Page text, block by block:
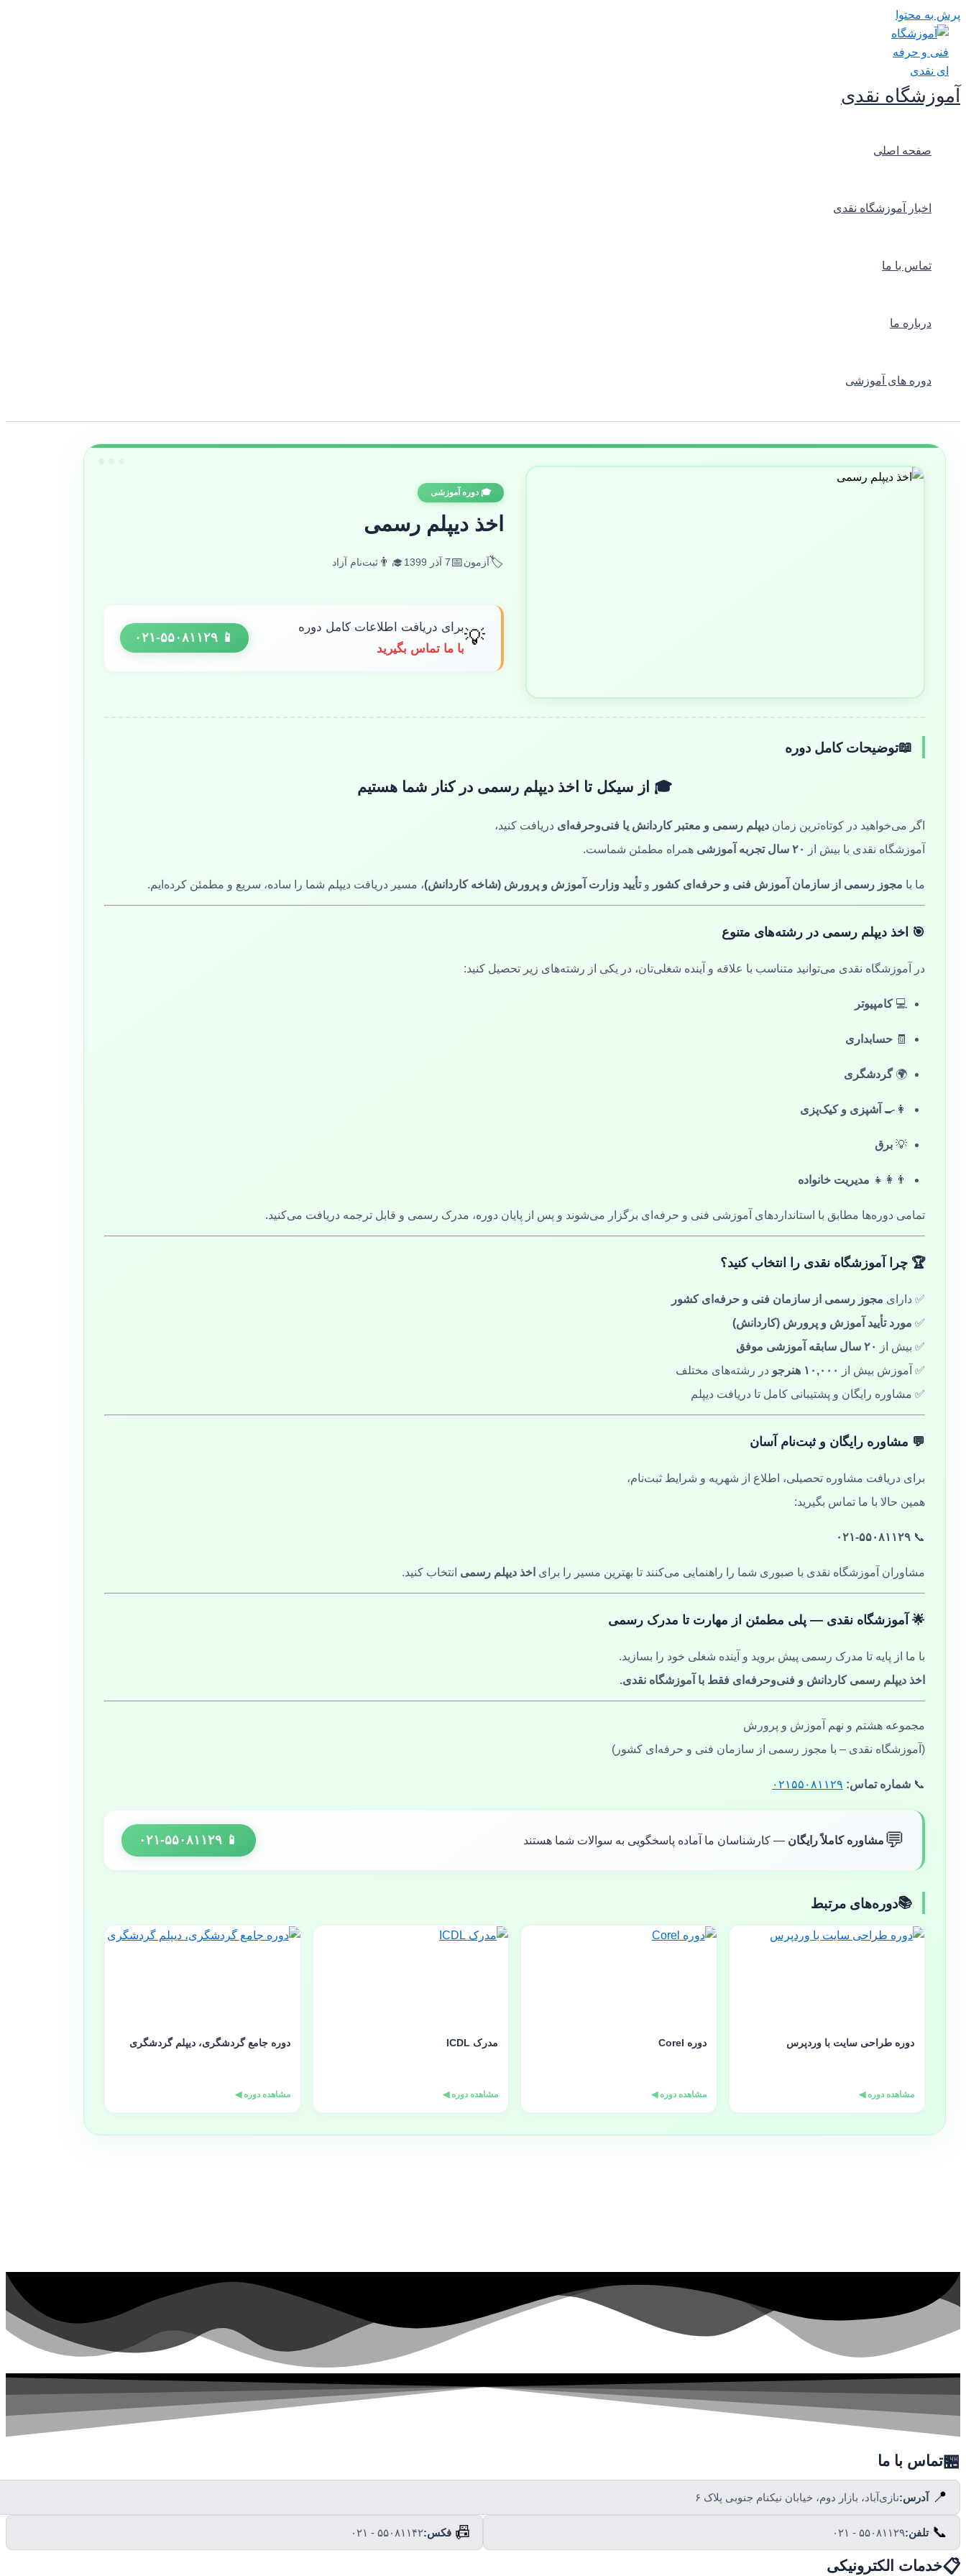
پرش به محتوا
آموزشگاه نقدی
صفحه اصلی
اخبار آموزشگاه نقدی
تماس با ما
درباره ما
دوره های آموزشی
🎓 دوره آموزشی
اخذ دیپلم رسمی
🏷️آزمون📅7 آذر 1399 👨‍🎓 ثبت‌نام آزاد
💡برای دریافت اطلاعات کامل دوره
با ما تماس بگیرید
📱 ۰۲۱-۵۵۰۸۱۱۲۹
📖توضیحات کامل دوره
🎓 از سیکل تا اخذ دیپلم رسمی در کنار شما هستیم
اگر می‌خواهید در کوتاه‌ترین زمان دیپلم رسمی و معتبر کاردانش یا فنی‌وحرفه‌ای دریافت کنید،
آموزشگاه نقدی با بیش از
۲۰ سال تجربه آموزشی همراه مطمئن شماست.
ما با مجوز رسمی از سازمان آموزش فنی و حرفه‌ای کشور وتأیید وزارت آموزش و پرورش (شاخه کاردانش)، مسیر دریافت دیپلم شما را ساده، سریع و مطمئن کرده‌ایم.
🎯 اخذ دیپلم رسمی در رشته‌های متنوع
در آموزشگاه نقدی می‌توانید متناسب با علاقه و آینده شغلی‌تان، در یکی از رشته‌های زیر تحصیل کنید:
💻کامپیوتر
🧾 حسابداری
🌍گردشگری
👩‍🍳 آشپزی و کیک‌پزی
💡 برق
👨‍👩‍👧 مدیریت خانواده
تمامی دوره‌ها مطابق با استانداردهای آموزشی فنی و حرفه‌ای برگزار می‌شوند و پس از پایان دوره، مدرک رسمی و قابل ترجمه دریافت می‌کنید.
🏆 چرا آموزشگاه نقدی را انتخاب کنید؟
✅ دارای مجوز رسمی از سازمان فنی و حرفه‌ای کشور
✅ مورد تأیید آموزش و پرورش (کاردانش)
✅ بیش از
۲۰ سال سابقه آموزشی موفق
✅ آموزش بیش از
۱۰,۰۰۰ هنرجو
در رشته‌های مختلف
✅ مشاوره رایگان و پشتیبانی کامل تا دریافت دیپلم
💬 مشاوره رایگان و ثبت‌نام آسان
برای دریافت مشاوره تحصیلی، اطلاع از شهریه و شرایط ثبت‌نام،
همین حالا با ما تماس بگیرید:
📞 ۰۲۱-۵۵۰۸۱۱۲۹
مشاوران آموزشگاه نقدی با صبوری شما را راهنمایی می‌کنند تا بهترین مسیر را برای اخذ دیپلم رسمی انتخاب کنید.
🌟 آموزشگاه نقدی — پلی مطمئن از مهارت تا مدرک رسمی
با ما از پایه تا مدرک رسمی پیش بروید و آینده شغلی خود را بسازید.
اخذ دیپلم رسمی کاردانش و فنی‌وحرفه‌ای فقط با آموزشگاه نقدی.
مجموعه هشتم و نهم آموزش و پرورش
(آموزشگاه نقدی – با مجوز رسمی از سازمان فنی و حرفه‌ای کشور)
📞 شماره تماس: ۰۲۱۵۵۰۸۱۱۲۹
💬 مشاوره کاملاً رایگان — کارشناسان ما آماده پاسخگویی به سوالات شما هستند 📱 ۰۲۱-۵۵۰۸۱۱۲۹
📚دوره‌های مرتبط
دوره طراحی سایت با وردپرس
مشاهده دوره ◀
دوره Corel
مشاهده دوره ◀
مدرک ICDL
مشاهده دوره ◀
دوره جامع گردشگری، دیپلم گردشگری
مشاهده دوره ◀
🏪تماس با ما
📍 آدرس:نازی‌آباد، بازار دوم، خیابان نیکنام جنوبی پلاک ۶
📞 تلفن:۰۲۱ - ۵۵۰۸۱۱۲۹ 📠 فکس:۰۲۱ - ۵۵۰۸۱۱۴۲
📋خدمات الکترونیکی